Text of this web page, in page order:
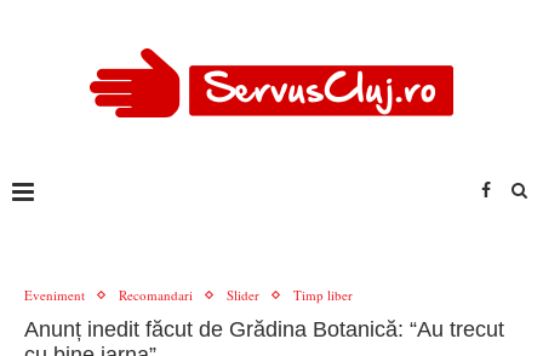
Eveniment Recomandari Slider Timp liber
Anunț inedit făcut de Grădina Botanică: “Au trecut